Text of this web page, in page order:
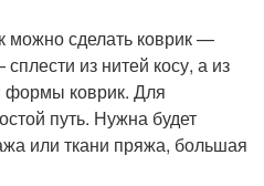
можно сделать коврик —
из нитей косу, а из
формы коврик. Для
путь. Нужна будет
или ткани пряжа, большая